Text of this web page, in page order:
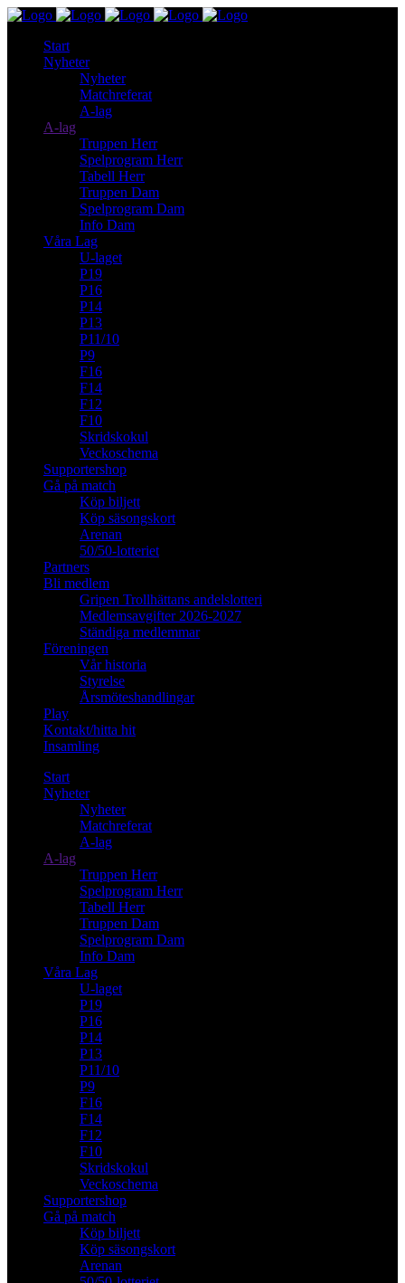
Start
Nyheter
Nyheter
Matchreferat
A-lag
A-lag
Truppen Herr
Spelprogram Herr
Tabell Herr
Truppen Dam
Spelprogram Dam
Info Dam
Våra Lag
U-laget
P19
P16
P14
P13
P11/10
P9
F16
F14
F12
F10
Skridskokul
Veckoschema
Supportershop
Gå på match
Köp biljett
Köp säsongskort
Arenan
50/50-lotteriet
Partners
Bli medlem
Gripen Trollhättans andelslotteri
Medlemsavgifter 2026-2027
Ständiga medlemmar
Föreningen
Vår historia
Styrelse
Årsmöteshandlingar
Play
Kontakt/hitta hit
Insamling
Start
Nyheter
Nyheter
Matchreferat
A-lag
A-lag
Truppen Herr
Spelprogram Herr
Tabell Herr
Truppen Dam
Spelprogram Dam
Info Dam
Våra Lag
U-laget
P19
P16
P14
P13
P11/10
P9
F16
F14
F12
F10
Skridskokul
Veckoschema
Supportershop
Gå på match
Köp biljett
Köp säsongskort
Arenan